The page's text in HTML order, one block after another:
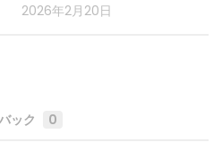
2026年2月20日
ック 0